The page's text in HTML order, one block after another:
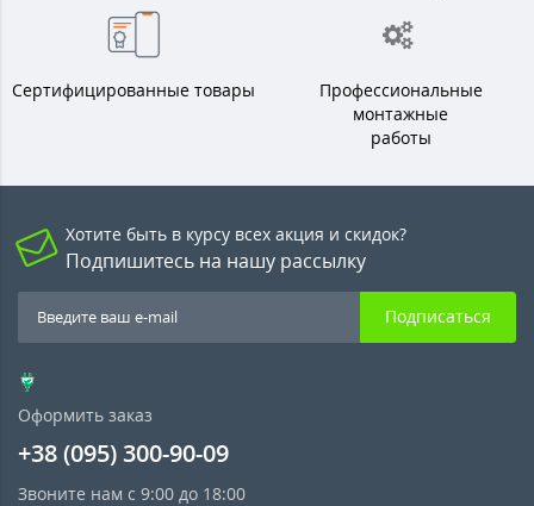
Сертифицированные товары
Профессиональные
монтажные
работы
Хотите быть в курсу всех акция и скидок?
Подпишитесь на нашу рассылку
Подписаться
Оформить заказ
+38 (095) 300-90-09
Звоните нам с 9:00 до 18:00